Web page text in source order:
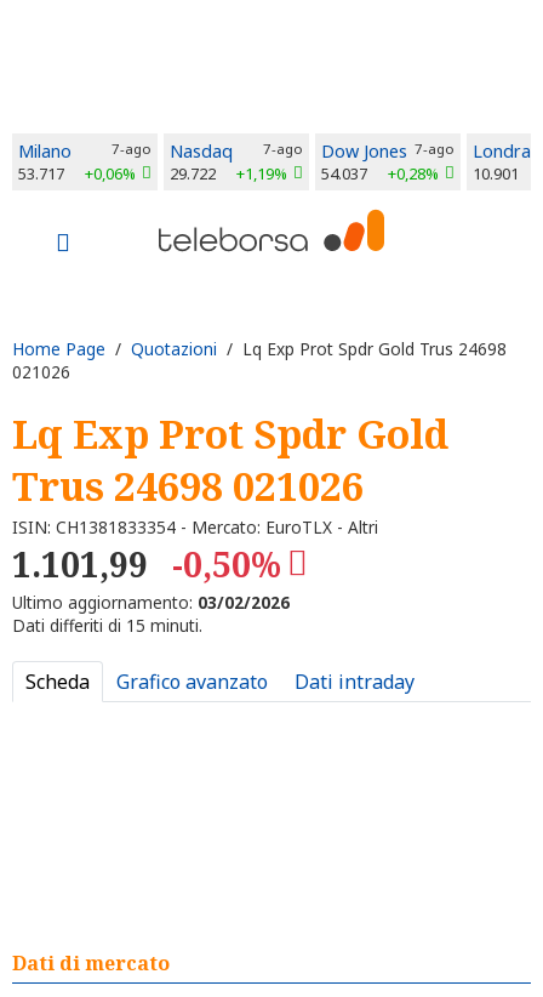
Milano 7-ago
53.717 +0,06%
Nasdaq 7-ago
29.722 +1,19%
Dow Jones 7-ago
54.037 +0,28%
Londra
10.901
Home Page / Quotazioni / Lq Exp Prot Spdr Gold Trus 24698
021026
Lq Exp Prot Spdr Gold
Trus 24698 021026
ISIN: CH1381833354 - Mercato: EuroTLX - Altri
1.101,99 -0,50%
Ultimo aggiornamento: 03/02/2026
Dati differiti di 15 minuti.
Scheda Grafico avanzato Dati intraday
Dati di mercato